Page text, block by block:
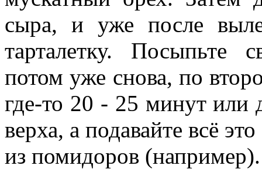
сыра, и уже после
тарталетку. Посыпьте
потом уже снова, по
где-то 20 - 25 минут или
верха, а подавайте всё
из помидоров (например).